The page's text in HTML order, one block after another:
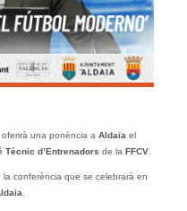
oferirà una ponència a Aldaia el
Tècnic d’Entrenadors de la FFCV.
la conferència que se celebrarà en